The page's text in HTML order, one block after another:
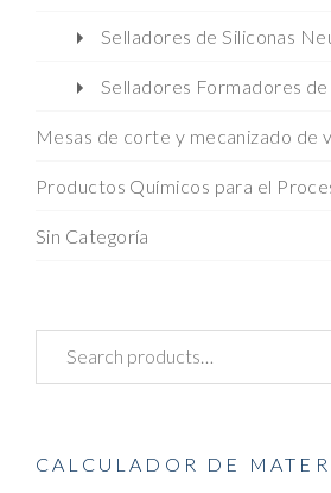
Selladores de Siliconas
Selladores Formadores
Mesas de corte y mecanizado de
Productos Químicos para el
Sin Categoría
CALCULADOR DE